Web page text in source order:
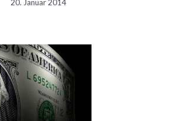
20. Januar 2014